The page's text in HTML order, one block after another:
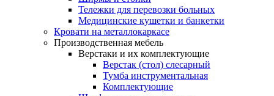
Тележки для перевозки больных
Медицинские кушетки и банкетки
Кровати на металлокаркасе
Производственная мебель
Верстаки и их комплектующие
Верстак (стол) слесарный
Тумба инструментальная
Комплектующие